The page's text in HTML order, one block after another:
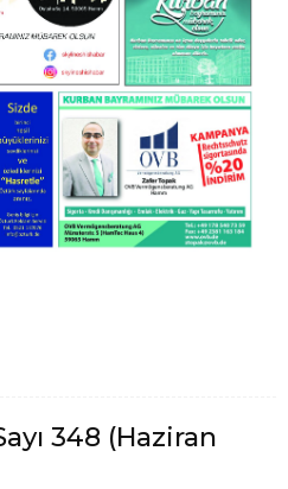
348 (Haziran